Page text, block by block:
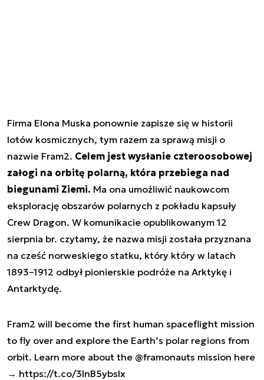
Firma Elona Muska ponownie zapisze się w historii
lotów kosmicznych, tym razem za sprawą misji o
nazwie Fram2. Celem jest wysłanie czteroosobowej
załogi na orbitę polarną, która przebiega nad
biegunami Ziemi. Ma ona umożliwić naukowcom
eksplorację obszarów polarnych z pokładu kapsuły
Crew Dragon. W komunikacie opublikowanym 12
sierpnia br. czytamy, że nazwa misji została przyznana
na cześć norweskiego statku, który który w latach
1893–1912 odbył pionierskie podróże na Arktykę i
Antarktydę.
Fram2 will become the first human spaceflight mission
to fly over and explore the Earth’s polar regions from
orbit. Learn more about the @framonauts mission here
→ https://t.co/3InB5ybsIx